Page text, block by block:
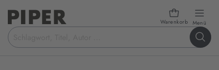
Warenkorb Menü
Suchbegriff
eingeben